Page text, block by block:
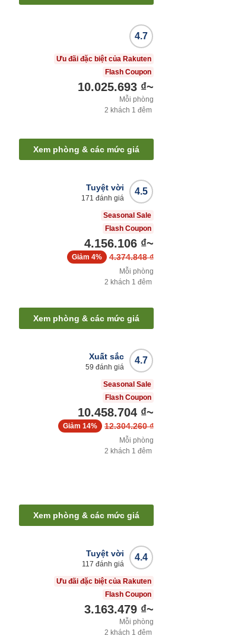
4.7
Ưu đãi đặc biệt của Rakuten
Flash Coupon
10.025.693 ₫~
Mỗi phòng
2 khách 1 đêm
Xem phòng & các mức giá
4.5
Tuyệt vời
171 đánh giá
Seasonal Sale
Flash Coupon
4.156.106 ₫~
4.374.848 ₫
Giảm 4%
Mỗi phòng
2 khách 1 đêm
Xem phòng & các mức giá
4.7
Xuất sắc
59 đánh giá
Seasonal Sale
Flash Coupon
10.458.704 ₫~
12.304.260 ₫
Giảm 14%
Mỗi phòng
2 khách 1 đêm
Xem phòng & các mức giá
4.4
Tuyệt vời
117 đánh giá
Ưu đãi đặc biệt của Rakuten
Flash Coupon
3.163.479 ₫~
Mỗi phòng
2 khách 1 đêm